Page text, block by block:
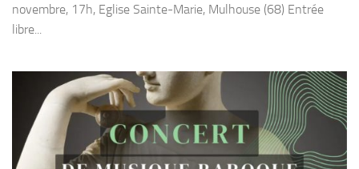
novembre, 17h, Eglise Sainte-Marie, Mulhouse (68) Entrée
libre...